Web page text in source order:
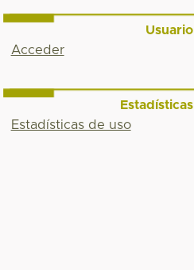
Usuario
Acceder
Estadísticas
Estadísticas de uso